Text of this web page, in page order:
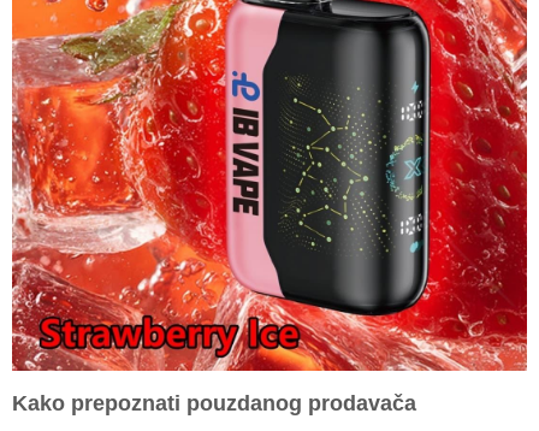
Kako prepoznati pouzdanog prodavača